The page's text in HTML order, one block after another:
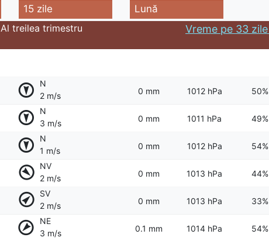
15 zile
Lună
Al treilea trimestru Vreme pe 33 zile
N
2 m/s
0 mm 1012 hPa 50%
N
3 m/s
0 mm 1011 hPa 49%
N
1 m/s
0 mm 1012 hPa 54%
NV
2 m/s
0 mm 1013 hPa 44%
SV
2 m/s
0 mm 1013 hPa 33%
NE
3 m/s
0.1 mm 1014 hPa 54%